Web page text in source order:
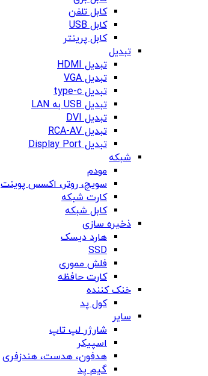
کابل تلفن
کابل USB
کابل پرینتر
تبدیل
تبدیل HDMI
تبدیل VGA
تبدیل type-c
تبدیل USB به LAN
تبدیل DVI
تبدیل RCA-AV
تبدیل Display Port
شبکه
مودم
سویچ، روتر، اکسس پوینت
کارت شبکه
کابل شبکه
ذخیره سازی
هارد دیسک
SSD
فلش مموری
کارت حافظه
خنک کننده
کول پد
سایر
شارژر لپ تاپ
اسپیکر
هدفون، هدست، هندزفری
گیم پد